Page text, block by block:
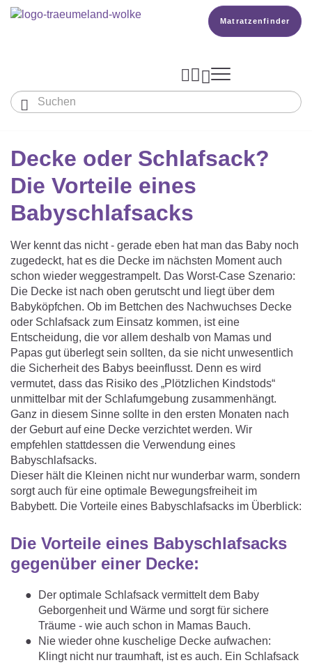
Matratzenfinder
 
MATRATZEN & ZUBEHÖR
Matratze Beistellbett, Wiege & Co
Kinder- Und Jugendmatratze
Reisebett- Und Laufgittermatratze
Matratzenschoner & -auflage
Ersatzbezug
Betteinsatz
SCHLAFSÄCKE
Den Richtigen Schlafsack Finden
Ganzjahresschlafsack
Schlafsack Mit Füßen
Sommerschlafsack
Strampelsack
Puck-Schlafsack
Innenschlafsack
DECKEN & KISSEN
Babydecken Und Babykissen
Kinderdecken Und Kinderkissen
Baby-Kuscheldecke
Krabbeldecke
Kuschelkissen
BABYNEST
STILLKISSEN & STILLTUCH
WICKELUNTERLAGEN
TEXTILIEN
Bettwäsche
Spannbettlaken
Bettschlange
Mulltücher
ENTWICKLUNGSFÖRDERUNG
Kuschelnest
Seitenlagerung
ZUBEHÖR
GESCHENKSETS & AKTIONEN
Erwachsene
MATRATZEN
TOPPER
KOPFKISSEN
MATRATZENFINDER
Unser Träumeland
PRODUKTION
TEAM
KARRIERE
Wissen


Matratzenfinder

Decke oder Schlafsack?
Die Vorteile eines
Babyschlafsacks
Wer kennt das nicht - gerade eben hat man das Baby noch
zugedeckt, hat es die Decke im nächsten Moment auch
schon wieder weggestrampelt. Das Worst-Case Szenario:
Die Decke ist nach oben gerutscht und liegt über dem
Babyköpfchen. Ob im Bettchen des Nachwuchses Decke
oder Schlafsack zum Einsatz kommen, ist eine
Entscheidung, die vor allem deshalb von Mamas und
Papas gut überlegt sein sollten, da sie nicht unwesentlich
die Sicherheit des Babys beeinflusst. Denn es wird
vermutet, dass das Risiko des „Plötzlichen Kindstods“
unmittelbar mit der Schlafumgebung zusammenhängt.
Ganz in diesem Sinne sollte in den ersten Monaten nach
der Geburt auf eine Decke verzichtet werden. Wir
empfehlen stattdessen die Verwendung eines
Babyschlafsacks.
Dieser hält die Kleinen nicht nur wunderbar warm, sondern
sorgt auch für eine optimale Bewegungsfreiheit im
Babybett. Die Vorteile eines Babyschlafsacks im Überblick:
Die Vorteile eines Babyschlafsacks
gegenüber einer Decke:
Der optimale Schlafsack vermittelt dem Baby
Geborgenheit und Wärme und sorgt für sichere
Träume - wie auch schon in Mamas Bauch.
Nie wieder ohne kuschelige Decke aufwachen:
Klingt nicht nur traumhaft, ist es auch. Ein Schlafsack